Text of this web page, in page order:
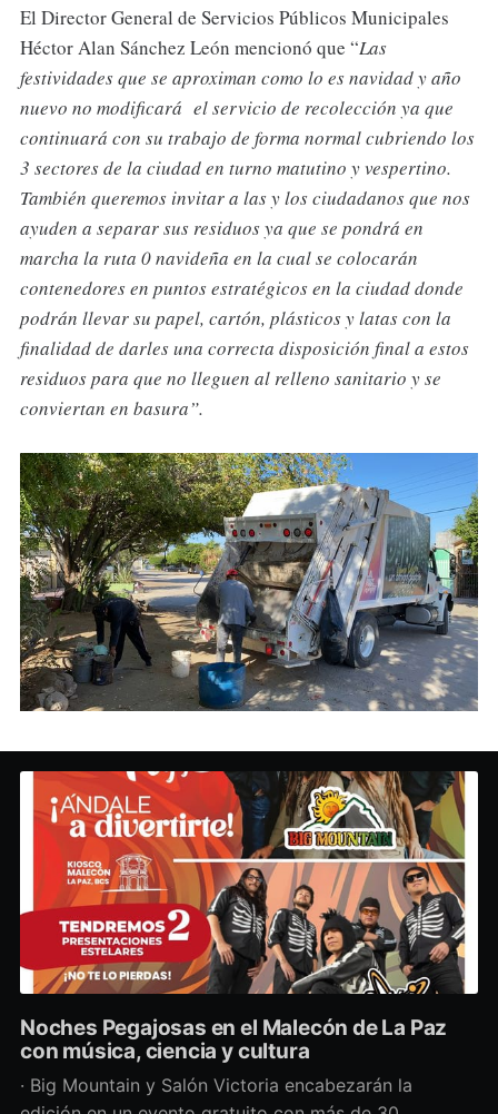
El Director General de Servicios Públicos Municipales
Héctor Alan Sánchez León mencionó que “Las
festividades que se aproximan como lo es navidad y año
nuevo no modificará el servicio de recolección ya que
continuará con su trabajo de forma normal cubriendo los
3 sectores de la ciudad en turno matutino y vespertino.
También queremos invitar a las y los ciudadanos que nos
ayuden a separar sus residuos ya que se pondrá en
marcha la ruta 0 navideña en la cual se colocarán
contenedores en puntos estratégicos en la ciudad donde
podrán llevar su papel, cartón, plásticos y latas con la
finalidad de darles una correcta disposición final a estos
residuos para que no lleguen al relleno sanitario y se
conviertan en basura”.
Noches Pegajosas en el Malecón de La Paz
con música, ciencia y cultura
· Big Mountain y Salón Victoria encabezarán la